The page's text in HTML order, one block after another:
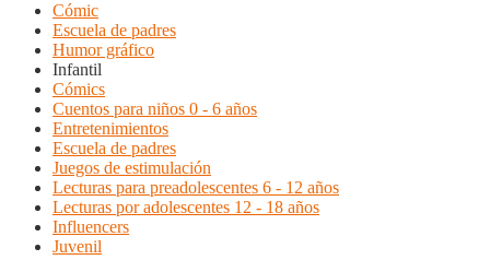
Cómic
Escuela de padres
Humor gráfico
Infantil
Cómics
Cuentos para niños 0 - 6 años
Entretenimientos
Escuela de padres
Juegos de estimulación
Lecturas para preadolescentes 6 - 12 años
Lecturas por adolescentes 12 - 18 años
Influencers
Juvenil